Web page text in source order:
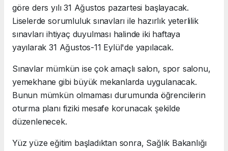
göre ders yılı 31 Ağustos pazartesi başlayacak.
Liselerde sorumluluk sınavları ile hazırlık yeterlilik
sınavları ihtiyaç duyulması halinde iki haftaya
yayılarak 31 Ağustos-11 Eylül'de yapılacak.
Sınavlar mümkün ise çok amaçlı salon, spor salonu,
yemekhane gibi büyük mekanlarda uygulanacak.
Bunun mümkün olmaması durumunda öğrencilerin
oturma planı fiziki mesafe korunacak şekilde
düzenlenecek.
Yüz yüze eğitim başladıktan sonra, Sağlık Bakanlığı